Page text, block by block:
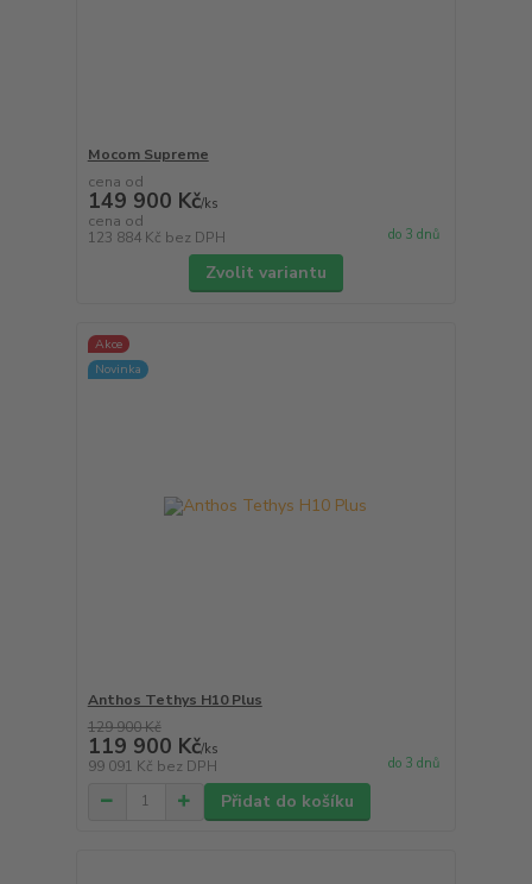
Mocom Supreme
cena od
149 900 Kč/ks
cena od
123 884 Kč bez DPH do 3 dnů
Zvolit variantu
Akce
Novinka
Anthos Tethys H10 Plus
129 900 Kč
119 900 Kč/ks
99 091 Kč bez DPH do 3 dnů
Přidat do košíku